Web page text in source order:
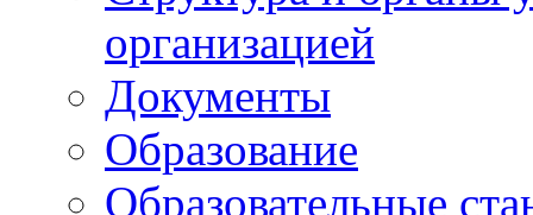
организацией
Документы
Образование
Образовательные